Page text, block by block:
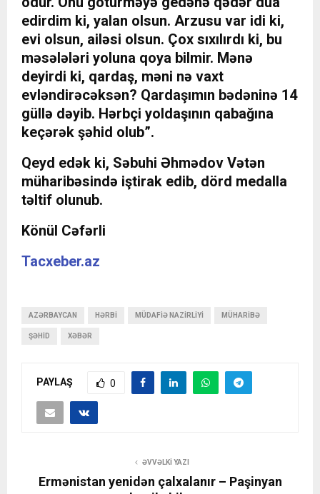
edirdim ki, yalan olsun. Arzusu var idi ki,
evi olsun, ailəsi olsun. Çox sıxılırdı ki, bu
məsələləri yoluna qoya bilmir. Mənə
deyirdi ki, qardaş, məni nə vaxt
evləndirəcəksən? Qardaşımın bədəninə 14
güllə dəyib. Hərbçi yoldaşının qabağına
keçərək şəhid olub”.
Qeyd edək ki, Səbuhi Əhmədov Vətən
müharibəsində iştirak edib, dörd medalla
təltif olunub.
Könül Cəfərli
Tacxeber.az
AZƏRBAYCAN HƏRBI MÜDAFIƏ NAZIRLIYI MÜHARIBƏ
ŞƏHID XƏBƏR
PAYLAŞ 0
ƏVVƏLKI YAZI
Ermənistan yenidən çalxalanır – Paşinyan